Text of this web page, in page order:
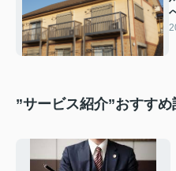
”サービス紹介”おすすめ